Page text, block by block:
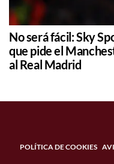
No será fácil: Sky
que pide el
al Real Madrid
POLÍTICA DE COOKIES